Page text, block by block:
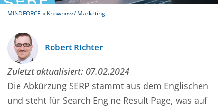
MINDFORCE » Knowhow/ Marketing
Robert Richter
Zuletzt aktualisiert: 07.02.2024
Die Abkürzung SERP stammt aus dem Englischen
und steht für Search Engine Result Page, was auf